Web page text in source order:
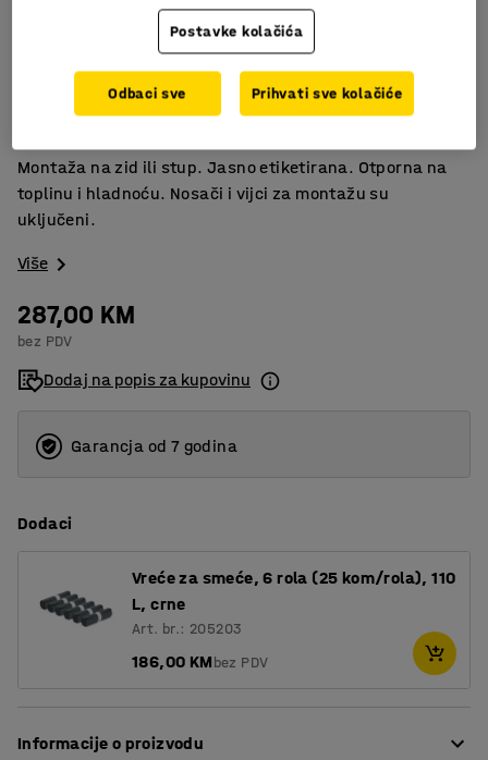
Otporna na toplinu i hladnoću
Jasno etiketiranje
Klasični dizajn
Montaža na zid ili stup. Jasno etiketirana. Otporna na
toplinu i hladnoću. Nosači i vijci za montažu su
uključeni.
Više
287,00 KM
bez PDV
Dodaj na popis za kupovinu
Garancja od 7 godina
Dodaci
Vreće za smeće, 6 rola (25 kom/rola), 110
L, crne
Art. br.: 205203
186,00 KMbez PDV
Informacije o proizvodu
Postavke kolačića
Odbaci sve Prihvati sve kolačiće